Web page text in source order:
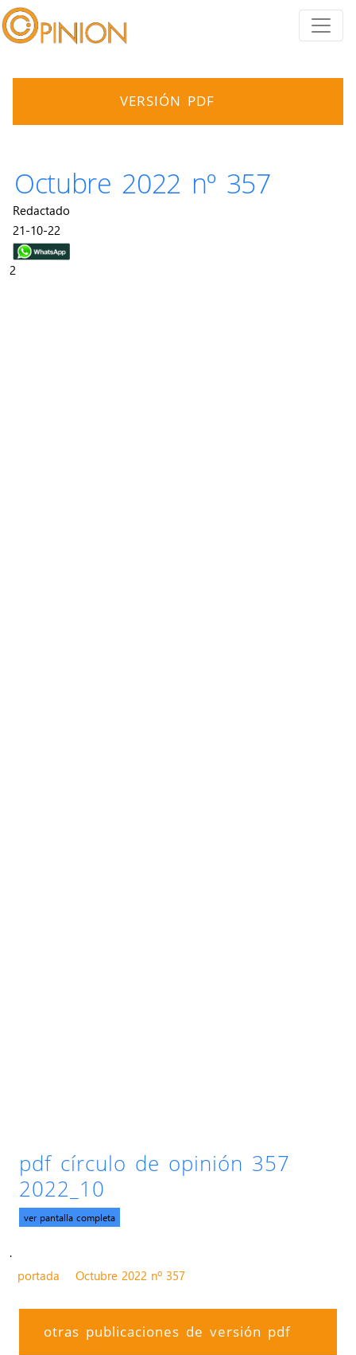
VERSIÓN PDF
Octubre 2022 nº 357
Redactado
21-10-22
2
pdf círculo de opinión 357
2022_10
ver pantalla completa
.
portada
Octubre 2022 nº 357
otras publicaciones de versión pdf